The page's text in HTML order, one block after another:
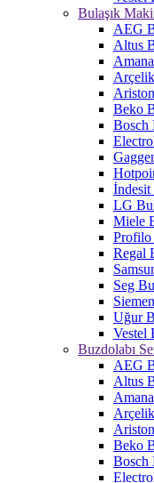
Bulaşık
AEG
Altus
Beko
Bosch
İndesit
LG
Miele
Profilo
Regal
Seg
Uğur
Vestel
Buzdolabı
AEG
Altus
Beko
Bosch